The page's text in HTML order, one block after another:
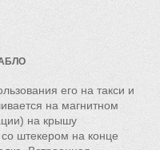
его на такси и
на магнитном
на крышу
штекером на конце